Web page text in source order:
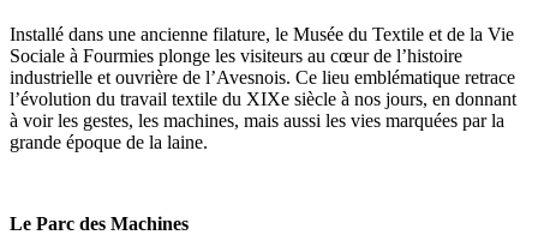
Installé dans une ancienne filature, le Musée du Textile et de la Vie
Sociale à Fourmies plonge les visiteurs au cœur de l’histoire
industrielle et ouvrière de l’Avesnois. Ce lieu emblématique retrace
l’évolution du travail textile du XIXe siècle à nos jours, en donnant
à voir les gestes, les machines, mais aussi les vies marquées par la
grande époque de la laine.
Le Parc des Machines